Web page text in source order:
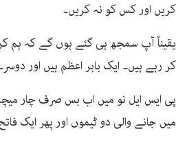
کریں اور کس کو نہ کریں۔
یقیناً آپ سمجھ ہی گئے ہوں گے کہ ہم
کر رہے ہیں۔ ایک بابر اعظم ہیں اور
پی ایس ایل نو میں اب بس صرف چار
میں جانے والی دو ٹیموں اور پھر ایک